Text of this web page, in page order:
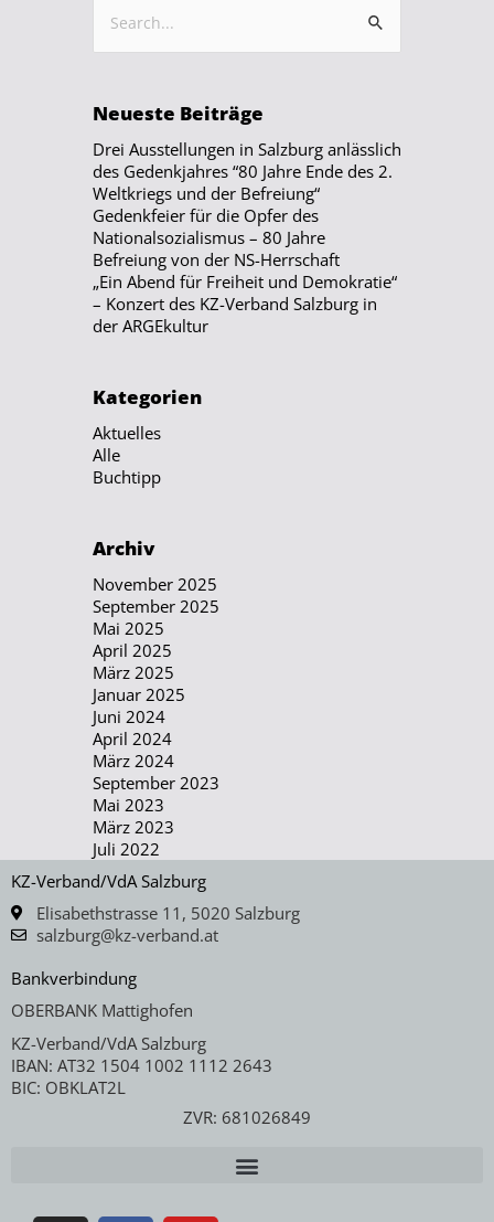
Neueste Beiträge
Drei Ausstellungen in Salzburg anlässlich
des Gedenkjahres “80 Jahre Ende des 2.
Weltkriegs und der Befreiung“
Gedenkfeier für die Opfer des
Nationalsozialismus – 80 Jahre
Befreiung von der NS-Herrschaft
„Ein Abend für Freiheit und Demokratie“
– Konzert des KZ-Verband Salzburg in
der ARGEkultur
Kategorien
Aktuelles
Alle
Buchtipp
Archiv
November 2025
September 2025
Mai 2025
April 2025
März 2025
Januar 2025
Juni 2024
April 2024
März 2024
September 2023
Mai 2023
März 2023
Juli 2022
KZ-Verband/VdA Salzburg
Elisabethstrasse 11, 5020 Salzburg
salzburg@kz-verband.at
Bankverbindung
OBERBANK Mattighofen
KZ-Verband/VdA Salzburg
IBAN: AT32 1504 1002 1112 2643
BIC: OBKLAT2L
ZVR: 681026849